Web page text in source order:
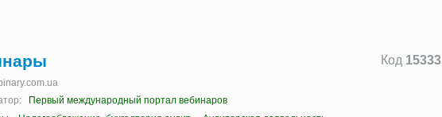
Код 15333
Первый международный портал вебинаров